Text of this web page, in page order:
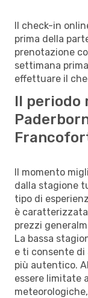
Il check-in
prima della
prenotazione
settimana
effettuare il
Il periodo
Il momento
dalla stagione
tipo di
è
prezzi
La bassa
e ti consente di
più autentico.
essere limitate